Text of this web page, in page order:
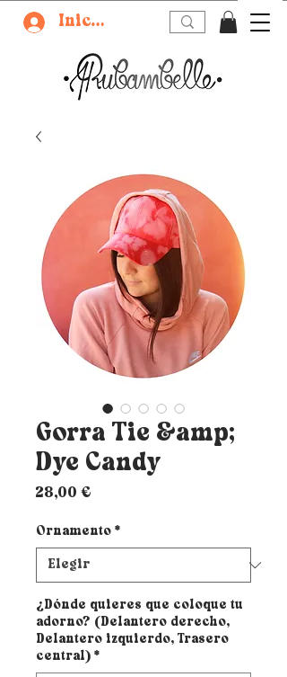
Iniciar sesión
Gorra Tie &amp;
Dye Candy
28,00 €
Ornamento *
¿Dónde quieres que coloque tu
adorno? (Delantero derecho,
Delantero izquierdo, Trasero
central) *